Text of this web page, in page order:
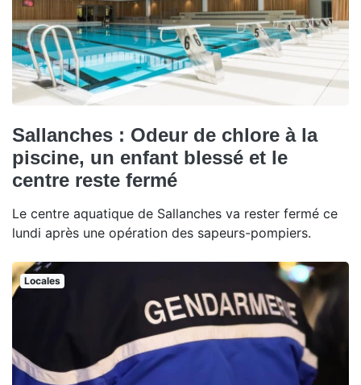
Sallanches : Odeur de chlore à la
piscine, un enfant blessé et le
centre reste fermé
Le centre aquatique de Sallanches va rester fermé ce
lundi après une opération des sapeurs-pompiers.
Locales